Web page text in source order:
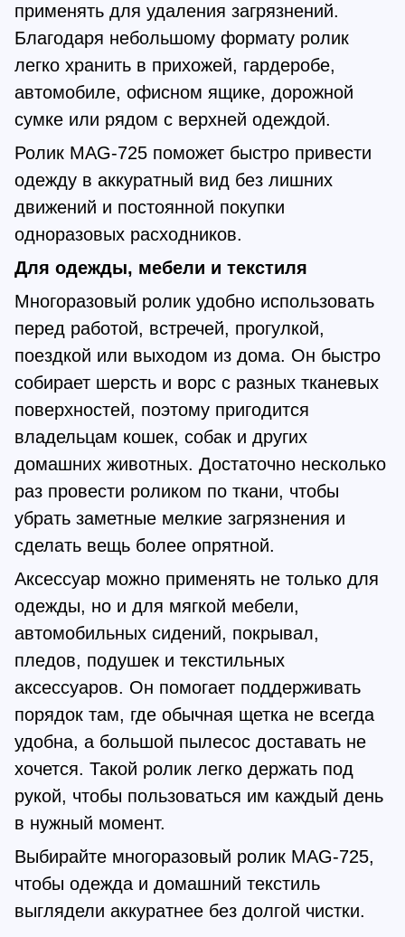
применять для удаления загрязнений.
Благодаря небольшому формату ролик
легко хранить в прихожей, гардеробе,
автомобиле, офисном ящике, дорожной
сумке или рядом с верхней одеждой.
Ролик MAG-725 поможет быстро привести
одежду в аккуратный вид без лишних
движений и постоянной покупки
одноразовых расходников.
Для одежды, мебели и текстиля
Многоразовый ролик удобно использовать
перед работой, встречей, прогулкой,
поездкой или выходом из дома. Он быстро
собирает шерсть и ворс с разных тканевых
поверхностей, поэтому пригодится
владельцам кошек, собак и других
домашних животных. Достаточно несколько
раз провести роликом по ткани, чтобы
убрать заметные мелкие загрязнения и
сделать вещь более опрятной.
Аксессуар можно применять не только для
одежды, но и для мягкой мебели,
автомобильных сидений, покрывал,
пледов, подушек и текстильных
аксессуаров. Он помогает поддерживать
порядок там, где обычная щетка не всегда
удобна, а большой пылесос доставать не
хочется. Такой ролик легко держать под
рукой, чтобы пользоваться им каждый день
в нужный момент.
Выбирайте многоразовый ролик MAG-725,
чтобы одежда и домашний текстиль
выглядели аккуратнее без долгой чистки.